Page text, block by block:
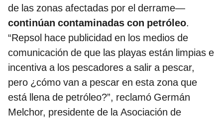
de las zonas afectadas por el derrame—
continúan contaminadas con petróleo.
“Repsol hace publicidad en los medios de
comunicación de que las playas están limpias e
incentiva a los pescadores a salir a pescar,
pero ¿cómo van a pescar en esta zona que
está llena de petróleo?”, reclamó Germán
Melchor, presidente de la Asociación de